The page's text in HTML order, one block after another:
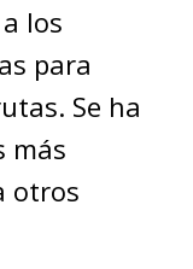
los
para
Se ha
más
otros